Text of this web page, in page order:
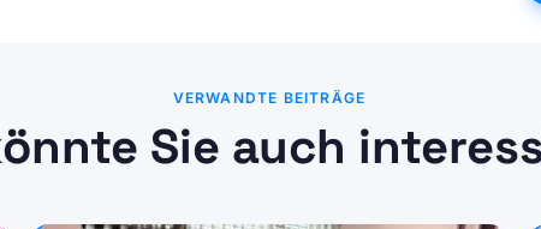
VERWANDTE BEITRÄGE
Sie auch